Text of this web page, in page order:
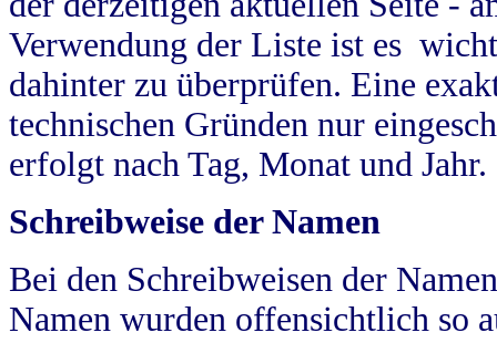
Verwendung der Liste ist es
dahinter zu überprüfen. Eine
technischen Gründen nur
erfolgt nach Tag, Monat und Jahr.
Schreibweise der Namen
Bei den Schreibweisen der
Namen wurden offensichtlich so